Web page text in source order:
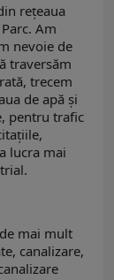
reţeaua
Am
nevoie de
traversăm
trecem
de apă şi
pentru trafic
lucra mai
mai mult
canalizare,